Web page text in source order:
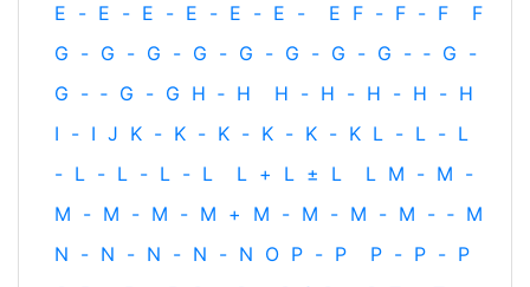
E - E - E - E - E - E - E F - F - F
F
G - G - G - G - G - G - G - G - ‐ G -
G - ‐ G - G H ‐ H H - H - H - H - H
I - I J K - K - K - K - K - K L - L - L
- L - L - L - L L + L ± L L M - M -
M - M - M - M + M - M - M - M - ‐ M
N - N - N - N - N O P - P P - P - P